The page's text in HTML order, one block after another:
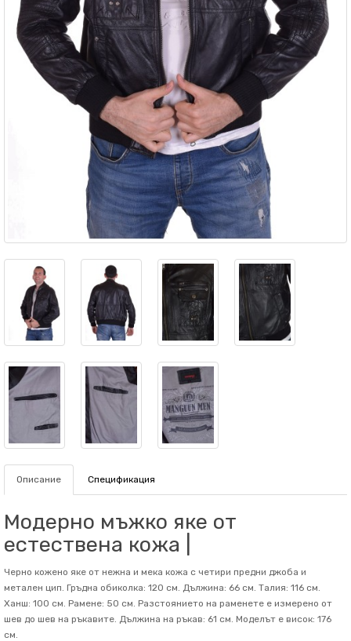
Описание Спецификация
Модерно мъжко яке от
естествена кожа |
Черно кожено яке от нежна и мека кожа с четири предни джоба и
метален цип. Гръдна обиколка: 120 см. Дължина: 66 см. Талия: 116 см.
Ханш: 100 см. Рамене: 50 см. Разстоянието на раменете е измерено от
шев до шев на ръкавите. Дължина на ръкав: 61 см. Mоделът е висок: 176
см.